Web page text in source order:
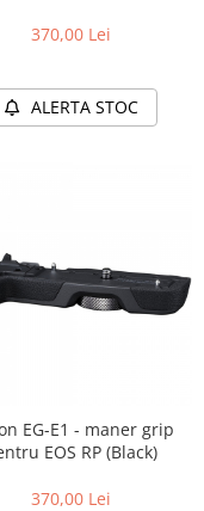
370,00 Lei
ALERTA STOC
EG-E1 - maner grip
EOS RP (Black)
370,00 Lei